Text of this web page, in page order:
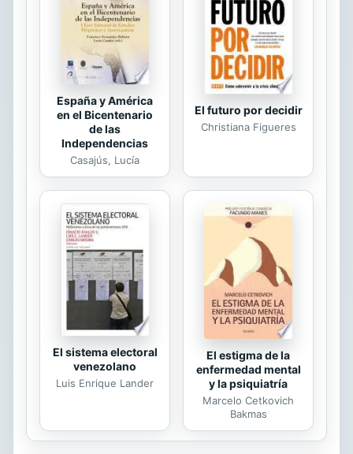
España y América
en el Bicentenario
de las
Independencias
Casajús, Lucía
El futuro por decidir
Christiana Figueres
El sistema electoral
venezolano
Luis Enrique Lander
El estigma de la
enfermedad mental
y la psiquiatría
Marcelo Cetkovich
Bakmas